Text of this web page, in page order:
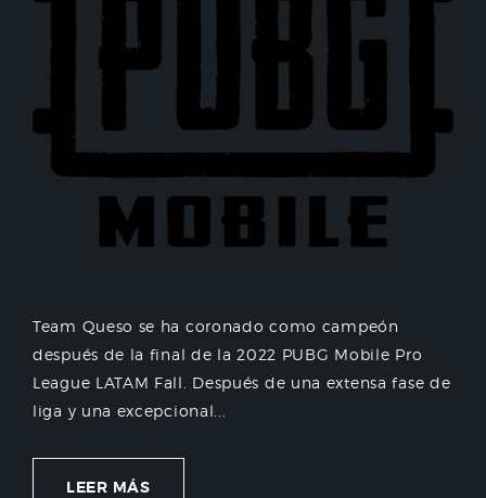
Team Queso se ha coronado como campeón
después de la final de la 2022 PUBG Mobile Pro
League LATAM Fall. Después de una extensa fase de
liga y una excepcional...
LEER MÁS